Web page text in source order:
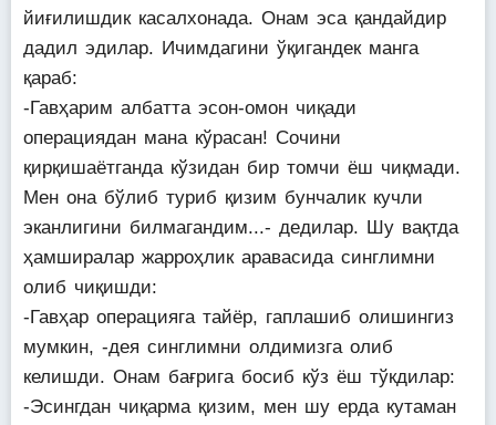
йиғилишдик касалхонада. Онам эса қандайдир
дадил эдилар. Ичимдагини ўқигандек манга
қараб:
-Гавҳарим албатта эсон-омон чиқади
операциядан мана кўрасан! Сочини
қирқишаётганда кўзидан бир томчи ёш чиқмади.
Мен она бўлиб туриб қизим бунчалик кучли
эканлигини билмагандим...- дедилар. Шу вақтда
ҳамширалар жарроҳлик аравасида синглимни
олиб чиқишди:
-Гавҳар операцияга тайёр, гаплашиб олишингиз
мумкин, -дея синглимни олдимизга олиб
келишди. Онам бағрига босиб кўз ёш тўкдилар:
-Эсингдан чиқарма қизим, мен шу ерда кутаман